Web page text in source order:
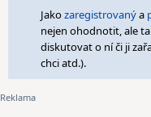
Jakozaregistrovanýa
nejen ohodnotit, ale
diskutovat o ní či ji
chci atd.).